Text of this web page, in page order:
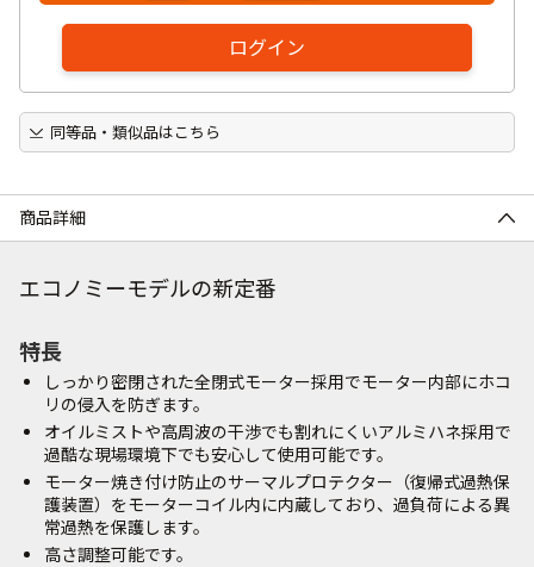
ログイン
同等品・類似品はこちら
商品詳細
エコノミーモデルの新定番
特長
しっかり密閉された全閉式モーター採用でモーター内部にホコ
リの侵入を防ぎます。
オイルミストや高周波の干渉でも割れにくいアルミハネ採用で
過酷な現場環境下でも安心して使用可能です。
モーター焼き付け防止のサーマルプロテクター（復帰式過熱保
護装置）をモーターコイル内に内蔵しており、過負荷による異
常過熱を保護します。
高さ調整可能です。